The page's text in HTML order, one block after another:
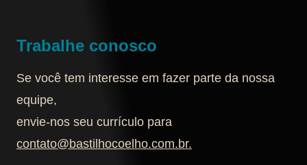
Trabalhe conosco
Se você tem interesse em fazer parte da nossa
equipe,
envie-nos seu currículo para
contato@bastilhocoelho.com.br.